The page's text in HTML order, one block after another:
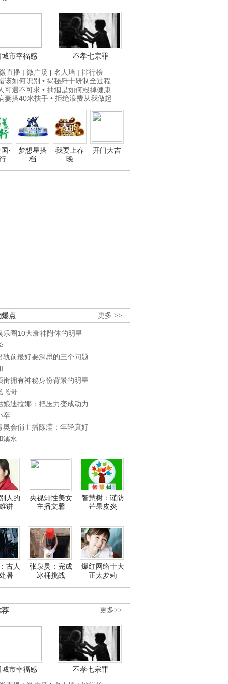
城市幸福感
不孝七宗罪
直播 | 微广场 | 名人墙 | 排行榜
该如何识别 • 揭秘歼十研制全过程
可遇不可求 • 抽烟是如何毁掉健康
妻搭40米扶手 • 拒绝浪费从我做起
·
梦想星搭
档
我要上春
晚
开门大吉
更多 >>
爆点
乐圈10大衰神附体的明星
轨前最好要深思的三个问题
衔拥有神秘身份背景的明星
飞哥
娘迪拉娜：把压力变成动力
卒
奥会俏主播陈滢：年轻真好
溪水
人的
讲
央视知性美女
主播文馨
智慧树：谨防
芒果皮炎
古人
暑
张泉灵：完成
冰桶挑战
爆红网络十大
正太萝莉
更多>>
荐
城市幸福感
不孝七宗罪